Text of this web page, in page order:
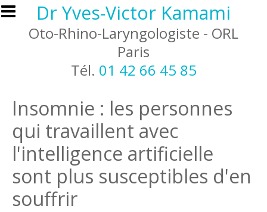
Aller au contenu principal
Dr Yves-Victor Kamami
Oto-Rhino-Laryngologiste - ORL
Paris
Tél. 01 42 66 45 85
Insomnie : les personnes
qui travaillent avec
l'intelligence artificielle
sont plus susceptibles d'en
souffrir